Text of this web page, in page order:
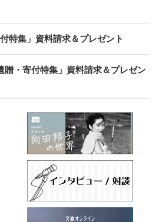
特集」資料請求＆プレゼント
贈・寄付特集」資料請求＆プレゼン